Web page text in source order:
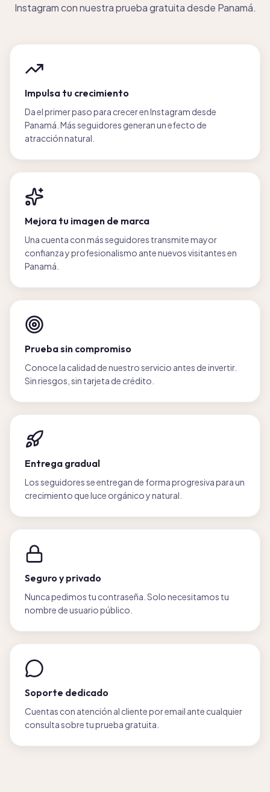
Instagram con nuestra prueba gratuita desde Panamá.
Impulsa tu crecimiento
Da el primer paso para crecer en Instagram desde
Panamá. Más seguidores generan un efecto de
atracción natural.
Mejora tu imagen de marca
Una cuenta con más seguidores transmite mayor
confianza y profesionalismo ante nuevos visitantes en
Panamá.
Prueba sin compromiso
Conoce la calidad de nuestro servicio antes de invertir.
Sin riesgos, sin tarjeta de crédito.
Entrega gradual
Los seguidores se entregan de forma progresiva para un
crecimiento que luce orgánico y natural.
Seguro y privado
Nunca pedimos tu contraseña. Solo necesitamos tu
nombre de usuario público.
Soporte dedicado
Cuentas con atención al cliente por email ante cualquier
consulta sobre tu prueba gratuita.